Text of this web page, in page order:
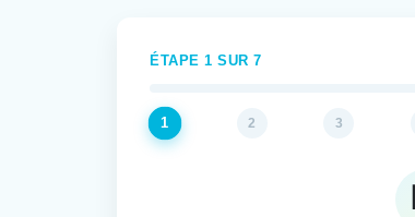
ÉTAPE 1 SUR 7
1 2 3